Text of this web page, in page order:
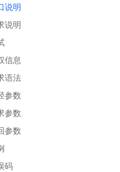
说明
说明
信息
语法
参数
参数
参数
码
别与合成
Flash
ENS
PAI
训练和推理服务
服务加快向终端分发内容
动画创作
剧本，快速实现动画创作
进行实时音视频通话
构建私有知识问答应用
AI 生产力的边界
，Agent 创客手把手教你
场景，专享组合折扣价
停
作计划
与认证
管理后台